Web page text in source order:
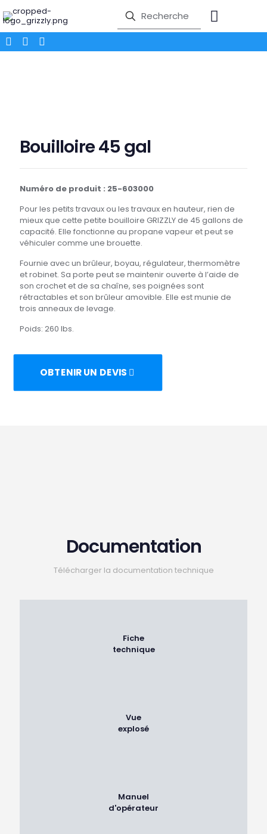
Bouilloire 45 gal
Numéro de produit : 25-603000
Pour les petits travaux ou les travaux en hauteur, rien de
mieux que cette petite bouilloire GRIZZLY de 45 gallons de
capacité. Elle fonctionne au propane vapeur et peut se
véhiculer comme une brouette.
Fournie avec un brûleur, boyau, régulateur, thermomètre
et robinet. Sa porte peut se maintenir ouverte à l’aide de
son crochet et de sa chaîne, ses poignées sont
rétractables et son brûleur amovible. Elle est munie de
trois anneaux de levage.
Poids: 260 lbs.
OBTENIR UN DEVIS
Documentation
Télécharger la documentation technique
Fiche
technique
Vue
explosé
Manuel
d'opérateur